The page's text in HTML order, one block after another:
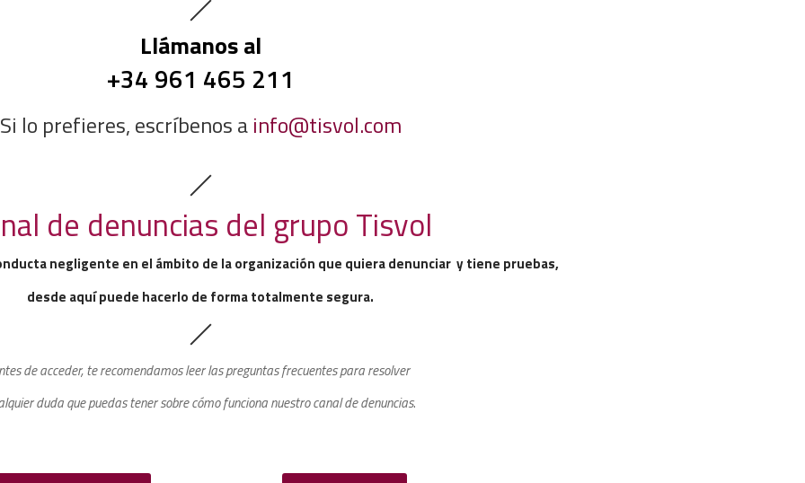
Llámanos al
+34 961 465 211
Si lo prefieres, escríbenos ainfo@tisvol.com
de denuncias del grupo Tisvol
negligente en el ámbito de la organización que quiera denunciar y tiene pruebas,
desde aquí puede hacerlo de forma totalmente segura.
de acceder, te recomendamos leer las preguntas frecuentes para resolver
duda que puedas tener sobre cómo funciona nuestro canal de denuncias.